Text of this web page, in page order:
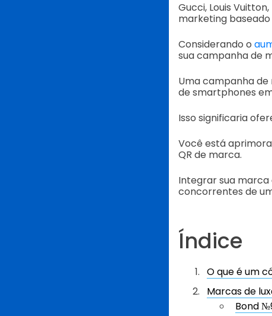
Gucci, Louis
marketing
Considerando o
sua campanha de
Uma campanha de
de smartphones
Isso significaria
Você está
QR de marca.
Integrar sua marca
concorrentes de
Índice
O que é um
Marcas de
Bond